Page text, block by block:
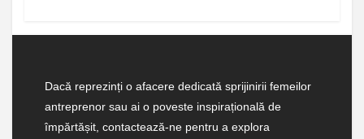
Dacă reprezinți o afacere dedicată sprijinirii femeilor
antreprenor sau ai o poveste inspirațională de
împărtășit, contactează-ne pentru a explora